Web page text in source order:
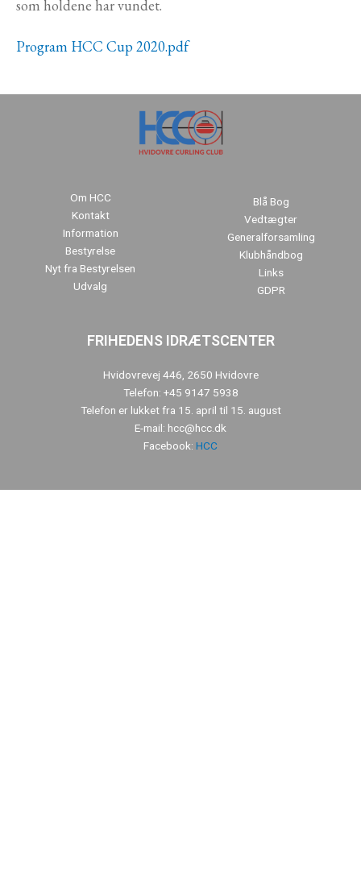
som holdene har vundet.
Program HCC Cup 2020.pdf
Om HCC
Kontakt
Information
Bestyrelse
Nyt fra Bestyrelsen
Udvalg
Blå Bog
Vedtægter
Generalforsamling
Klubhåndbog
Links
GDPR
FRIHEDENS IDRÆTSCENTER
Hvidovrevej 446, 2650 Hvidovre
Telefon: +45 9147 5938
Telefon er lukket fra 15. april til 15. august
E-mail: hcc@hcc.dk
Facebook: HCC